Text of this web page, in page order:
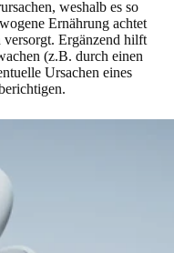
weshalb es so
Ernährung achtet
Ergänzend hilft
(z.B. durch einen
Ursachen eines